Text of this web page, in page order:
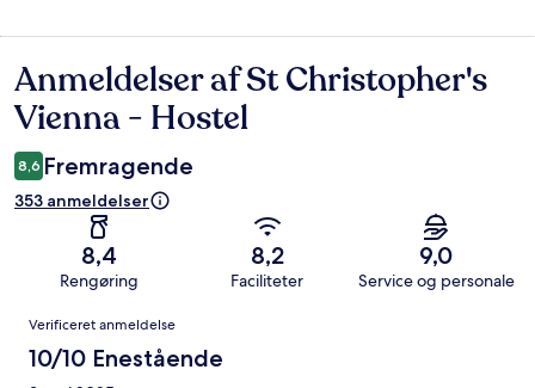
Anmeldelser
Anmeldelser af St Christopher's
Vienna - Hostel
8,6 Fremragende
353 anmeldelser
8,4
Rengøring
8,2
Faciliteter
9,0
Service og personale
Anmeldelser
Verificeret anmeldelse
10/10 Enestående